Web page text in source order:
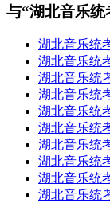
与“湖北音乐统
湖北音乐统
湖北音乐统
湖北音乐统
湖北音乐统
湖北音乐统
湖北音乐统
湖北音乐统
湖北音乐统
湖北音乐统
湖北音乐统